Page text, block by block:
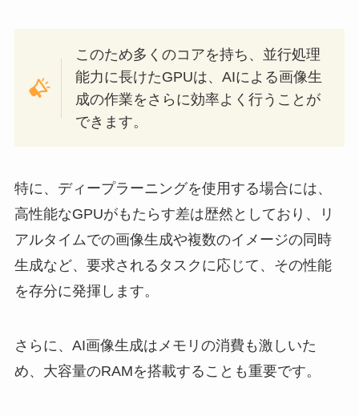
このため多くのコアを持ち、並行処理
能力に長けたGPUは、AIによる画像生
成の作業をさらに効率よく行うことが
できます。
特に、ディープラーニングを使用する場合には、
高性能なGPUがもたらす差は歴然としており、リ
アルタイムでの画像生成や複数のイメージの同時
生成など、要求されるタスクに応じて、その性能
を存分に発揮します。
さらに、AI画像生成はメモリの消費も激しいた
め、大容量のRAMを搭載することも重要です。